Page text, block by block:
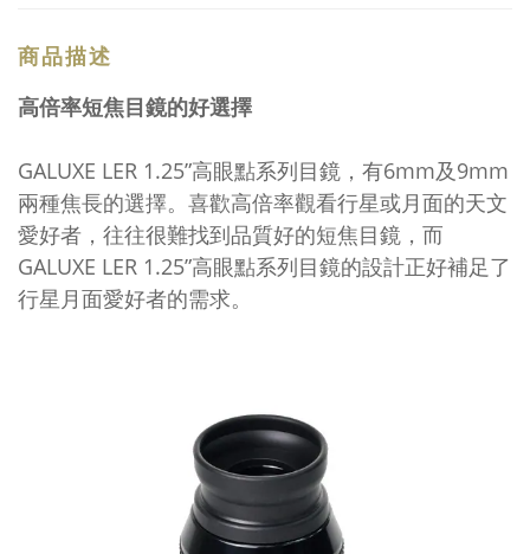
商品描述
高倍率短焦目鏡的好選擇
GALUXE LER 1.25”高眼點系列目鏡，有6mm及9mm
兩種焦長的選擇。喜歡高倍率觀看行星或月面的天文
愛好者，往往很難找到品質好的短焦目鏡，而
GALUXE LER 1.25”高眼點系列目鏡的設計正好補足了
行星月面愛好者的需求。